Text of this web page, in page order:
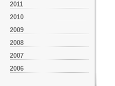
2011
2010
2009
2008
2007
2006